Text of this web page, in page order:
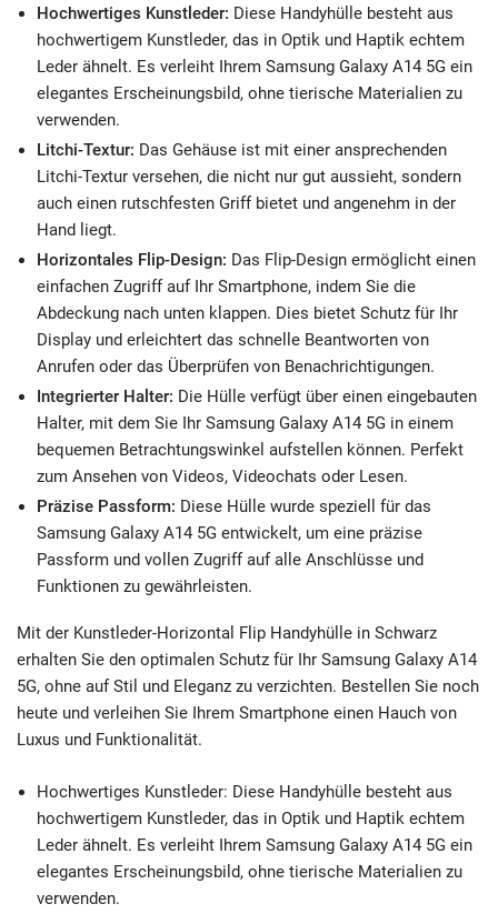
Hochwertiges Kunstleder: Diese Handyhülle besteht aus
hochwertigem Kunstleder, das in Optik und Haptik echtem
Leder ähnelt. Es verleiht Ihrem Samsung Galaxy A14 5G ein
elegantes Erscheinungsbild, ohne tierische Materialien zu
verwenden.
Litchi-Textur: Das Gehäuse ist mit einer ansprechenden
Litchi-Textur versehen, die nicht nur gut aussieht, sondern
auch einen rutschfesten Griff bietet und angenehm in der
Hand liegt.
Horizontales Flip-Design: Das Flip-Design ermöglicht einen
einfachen Zugriff auf Ihr Smartphone, indem Sie die
Abdeckung nach unten klappen. Dies bietet Schutz für Ihr
Display und erleichtert das schnelle Beantworten von
Anrufen oder das Überprüfen von Benachrichtigungen.
Integrierter Halter: Die Hülle verfügt über einen eingebauten
Halter, mit dem Sie Ihr Samsung Galaxy A14 5G in einem
bequemen Betrachtungswinkel aufstellen können. Perfekt
zum Ansehen von Videos, Videochats oder Lesen.
Präzise Passform: Diese Hülle wurde speziell für das
Samsung Galaxy A14 5G entwickelt, um eine präzise
Passform und vollen Zugriff auf alle Anschlüsse und
Funktionen zu gewährleisten.
Mit der Kunstleder-Horizontal Flip Handyhülle in Schwarz
erhalten Sie den optimalen Schutz für Ihr Samsung Galaxy A14
5G, ohne auf Stil und Eleganz zu verzichten. Bestellen Sie noch
heute und verleihen Sie Ihrem Smartphone einen Hauch von
Luxus und Funktionalität.
Hochwertiges Kunstleder: Diese Handyhülle besteht aus
hochwertigem Kunstleder, das in Optik und Haptik echtem
Leder ähnelt. Es verleiht Ihrem Samsung Galaxy A14 5G ein
elegantes Erscheinungsbild, ohne tierische Materialien zu
verwenden.